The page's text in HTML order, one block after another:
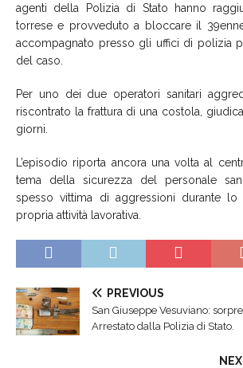
agenti della Polizia di Stato hanno
torrese e provveduto a bloccare il
accompagnato presso gli uffici di polizia
del caso.
Per uno dei due operatori sanitari
riscontrato la frattura di una costola,
giorni.
L’episodio riporta ancora una volta al
tema della sicurezza del personale
spesso vittima di aggressioni durante lo
propria attività lavorativa.
PREVIOUS
San Giuseppe Vesuviano:
Arrestato dalla Polizia di Stato.